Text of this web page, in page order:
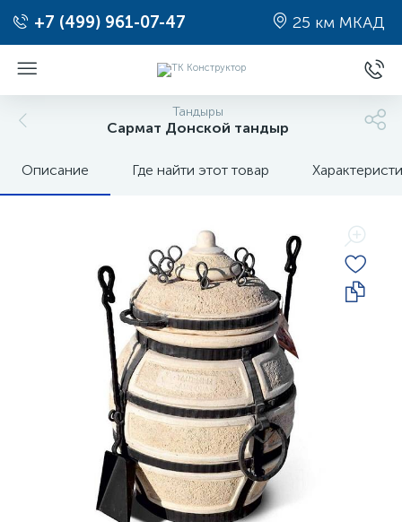
+7 (499) 961-07-47 25 км МКАД
Тандыры
Сармат Донской тандыр
Описание Где найти этот товар